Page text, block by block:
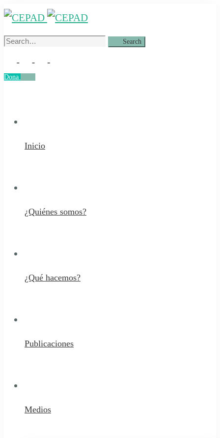
Search
Search
Dona
Inicio
¿Quiénes somos?
¿Qué hacemos?
Publicaciones
Medios